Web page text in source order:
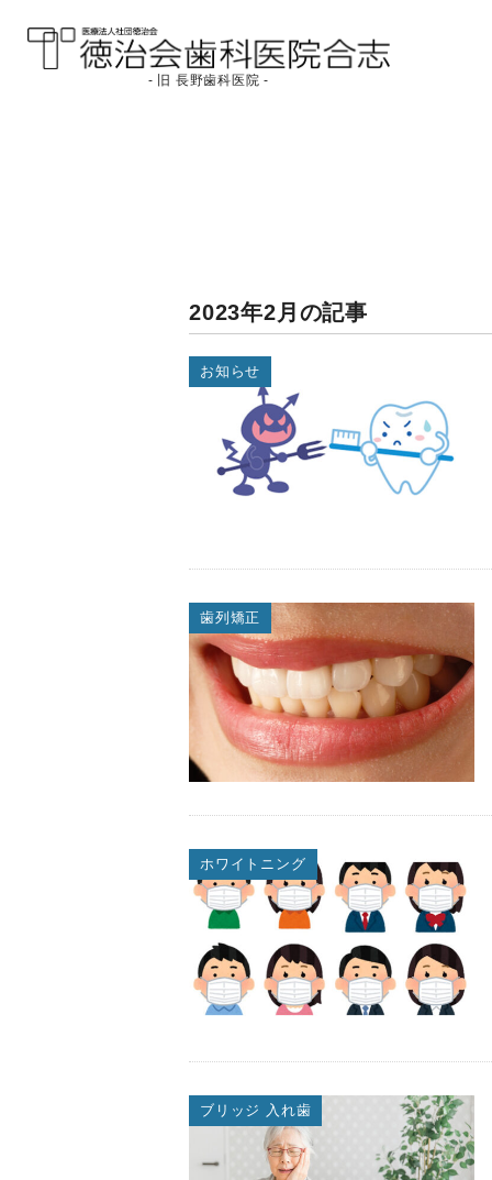
医療法人社団徳治会
- 旧 長野歯科医院 -
2023年2月の記事
お知らせ
歯列矯正
ホワイトニング
ブリッジ 入れ歯